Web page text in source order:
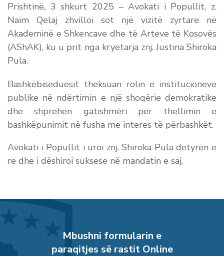
Prishtinë, 3 shkurt 2025 – Avokati i Popullit, z.
Naim Qelaj zhvilloi sot një vizitë zyrtare në
Akademinë e Shkencave dhe të Arteve të Kosovës
(AShAK), ku u prit nga kryetarja znj. Justina Shiroka
Pula.
Bashkëbiseduesit theksuan rolin e institucioneve
publike në ndërtimin e një shoqërie demokratike
dhe shprehën gatishmëri për thellimin e
bashkëpunimit në fusha me interes të përbashkët.
Avokati i Popullit i uroi znj. Shiroka Pula detyrën e
re dhe i dëshiroi suksese në mandatin e saj.
Mbushni formularin e
paraqitjes së rastit Online